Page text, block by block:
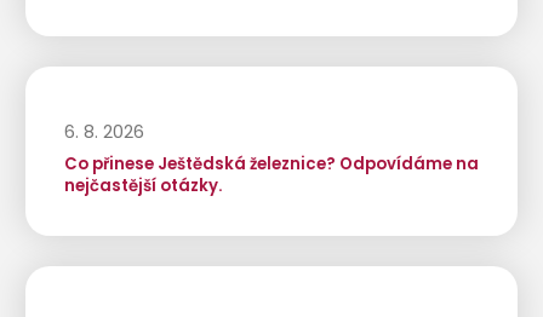
6. 8. 2026
Co přinese Ještědská železnice? Odpovídáme na
nejčastější otázky.